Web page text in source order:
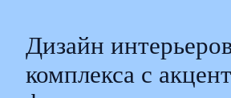
Дизайн
комплекса с